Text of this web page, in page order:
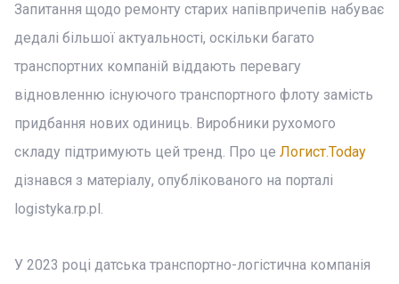
Запитання щодо ремонту старих напівпричепів набуває
дедалі більшої актуальності, оскільки багато
транспортних компаній віддають перевагу
відновленню існуючого транспортного флоту замість
придбання нових одиниць. Виробники рухомого
складу підтримують цей тренд. Про це Логист.Today
дізнався з матеріалу, опублікованого на порталі
logistyka.rp.pl.
У 2023 році датська транспортно-логістична компанія